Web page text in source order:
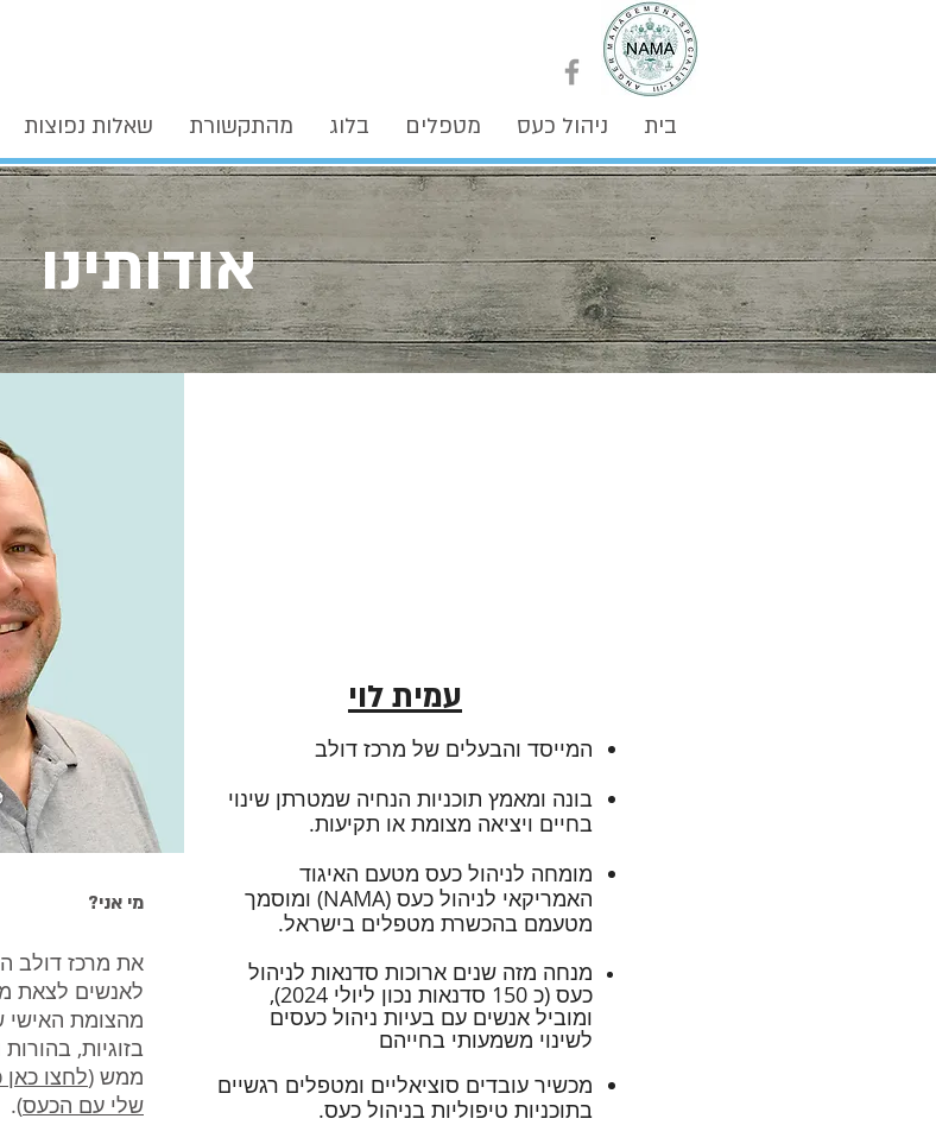
בית ניהול כעס מטפלים בלוג מהתקשורת שאלות נפוצות
אודותינו
מי אני?
את מרכז דולב
לאנשים לצאת
מהצומת האישי
בזוגיות,
ממש (לחצו
שלי עם הכעס).
עמית לוי
המייסד והבעלים של מרכז דולב
בונה ומאמץ תוכניות הנחיה שמטרתן שינוי
בחיים ויציאה מצומת או תקיעות.
מומחה לניהול כעס מטעם האיגוד
האמריקאי לניהול כעס (NAMA)
ומוסמך
מטעמם בהכשרת מטפלים בישראל.
מנחה מזה שנים ארוכות סדנאות לניהול
כעס (כ 150 סדנאות נכון ליולי 2024 ),
ומוביל אנשים עם בעיות ניהול כעסים
לשינוי משמעותי בחייהם
מכשיר עובדים סוציאליים ומטפלים רגשיים
בתוכניות טיפוליות בניהול כעס.